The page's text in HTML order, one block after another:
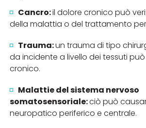
Cancro:il dolore cronico può
della malattia o del trattamento
Trauma:un trauma di tipo
da incidente a livello dei tessuti
cronico.
Malattie del sistema nervoso
somatosensoriale:ciò può
neuropatico periferico e centrale.